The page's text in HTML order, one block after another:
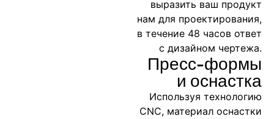
выразить ваш продукт
нам для проектирования,
в течение 48 часов ответ
с дизайном чертежа.
Пресс-формы
и оснастка
Используя технологию
CNC, материал оснастки